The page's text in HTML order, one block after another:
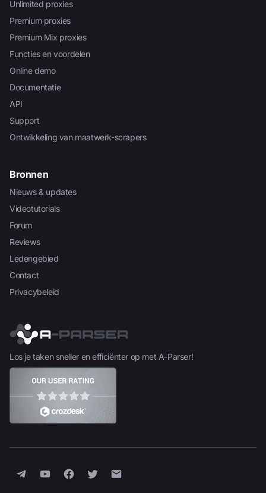
Unlimited proxies
Premium proxies
Premium Mix proxies
Functies en voordelen
Online demo
Documentatie
API
Support
Ontwikkeling van maatwerk-scrapers
Bronnen
Nieuws & updates
Videotutorials
Forum
Reviews
Ledengebied
Contact
Privacybeleid
Los je taken sneller en efficiënter op met A-Parser!